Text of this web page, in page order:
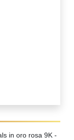
in oro rosa 9K -